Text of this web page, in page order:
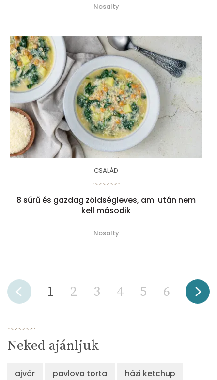
Nosalty
CSALÁD
8 sűrű és gazdag zöldségleves, ami után nem
kell második
Nosalty
1 2 3 4 5 6
Neked ajánljuk
ajvár pavlova torta házi ketchup